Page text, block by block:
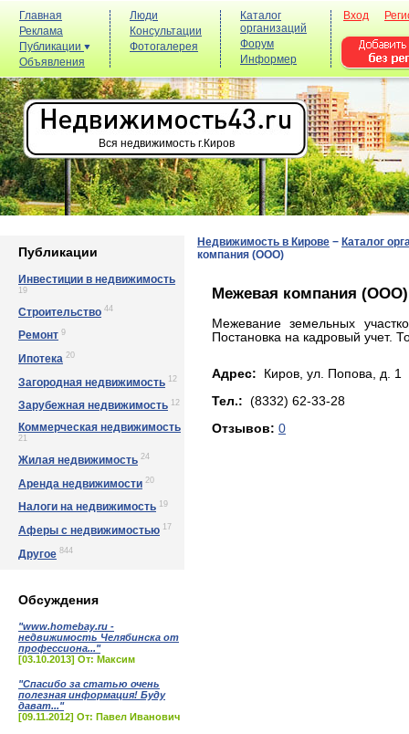
Главная
Реклама
Публикации
Объявления
Люди
Консультации
Фотогалерея
Каталог
организаций
Форум
Информер
Вход
Вся недвижимость г.Киров
Публикации
Инвестиции в недвижимость
19
Строительство 44
Ремонт 9
Ипотека 20
Загородная недвижимость 12
Зарубежная недвижимость 12
Коммерческая недвижимость
21
Жилая недвижимость 24
Аренда недвижимости 20
Налоги на недвижимость 19
Аферы с недвижимостью 17
Другое 844
Обсуждения
"www.homebay.ru -
недвижимость Челябинска от
профессиона..."
[03.10.2013] От: Максим
"Спасибо за статью очень
полезная информация! Буду
дават..."
[09.11.2012] От: Павел Иванович
Недвижимость в Кирове − Каталог
компания (ООО)
Межевая компания (ООО)
Межевание земельных
Постановка на кадровый учет.
Адрес: Киров, yл. Пoпoвa, д. 1
Тел.: (8332) 62-33-28
Отзывов: 0